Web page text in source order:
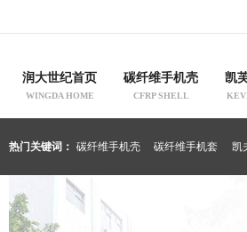
润大世纪首页
WINGDA HOME
碳纤维手机壳
CFRP SHELL
凯
热门关键词： 碳纤维手机壳 碳纤维手机套 凯